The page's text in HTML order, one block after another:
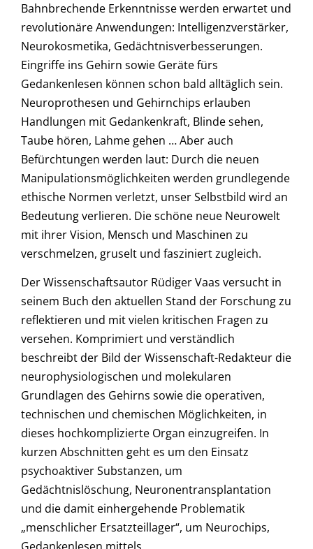
Bahnbrechende Erkenntnisse werden erwartet und
revolutionäre Anwendungen: Intelligenzverstärker,
Neurokosmetika, Gedächtnisverbesserungen.
Eingriffe ins Gehirn sowie Geräte fürs
Gedankenlesen können schon bald alltäglich sein.
Neuroprothesen und Gehirnchips erlauben
Handlungen mit Gedankenkraft, Blinde sehen,
Taube hören, Lahme gehen … Aber auch
Befürchtungen werden laut: Durch die neuen
Manipulationsmöglichkeiten werden grundlegende
ethische Normen verletzt, unser Selbstbild wird an
Bedeutung verlieren. Die schöne neue Neurowelt
mit ihrer Vision, Mensch und Maschinen zu
verschmelzen, gruselt und fasziniert zugleich.
Der Wissenschaftsautor Rüdiger Vaas versucht in
seinem Buch den aktuellen Stand der Forschung zu
reflektieren und mit vielen kritischen Fragen zu
versehen. Komprimiert und verständlich
beschreibt der Bild der Wissenschaft-Redakteur die
neurophysiologischen und molekularen
Grundlagen des Gehirns sowie die operativen,
technischen und chemischen Möglichkeiten, in
dieses hochkomplizierte Organ einzugreifen. In
kurzen Abschnitten geht es um den Einsatz
psychoaktiver Substanzen, um
Gedächtnislöschung, Neuronentransplantation
und die damit einhergehende Problematik
„menschlicher Ersatzteillager“, um Neurochips,